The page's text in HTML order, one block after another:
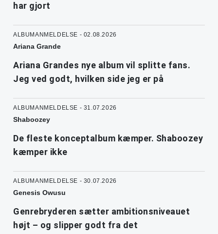
har gjort
ALBUMANMELDELSE - 02.08.2026
Ariana Grande
Ariana Grandes nye album vil splitte fans.
Jeg ved godt, hvilken side jeg er på
ALBUMANMELDELSE - 31.07.2026
Shaboozey
De fleste konceptalbum kæmper. Shaboozey
kæmper ikke
ALBUMANMELDELSE - 30.07.2026
Genesis Owusu
Genrebryderen sætter ambitionsniveauet
højt – og slipper godt fra det